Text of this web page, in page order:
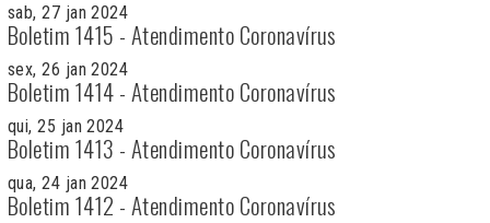
sab, 27 jan 2024
Boletim 1415 - Atendimento Coronavírus
sex, 26 jan 2024
Boletim 1414 - Atendimento Coronavírus
qui, 25 jan 2024
Boletim 1413 - Atendimento Coronavírus
qua, 24 jan 2024
Boletim 1412 - Atendimento Coronavírus